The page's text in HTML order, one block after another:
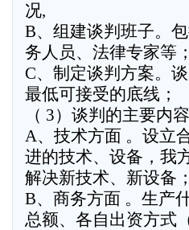
况,
B、组建谈判班子。
务人员、法律专家等；
C、制定谈判方案。
最低可接受的底线；
（ 3）谈判的主要内
A、技术方面 。设立
进的技术、设备，我
解决新技术、新设备；
B、商务方面 。生产
总额、各自出资方式